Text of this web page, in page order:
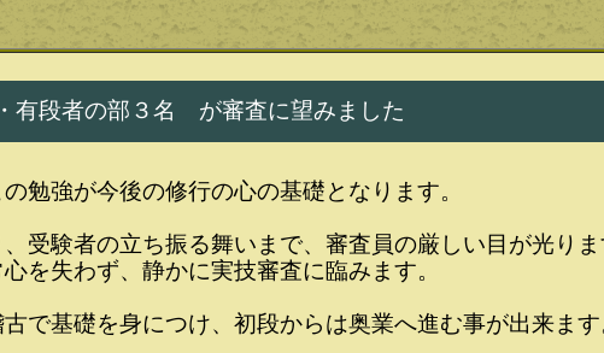
有段者の部３名 が審査に望みました
勉強が今後の修行の心の基礎となります。
受験者の立ち振る舞いまで、審査員の厳しい目が光りま
を失わず、静かに実技審査に臨みます。
で基礎を身につけ、初段からは奥業へ進む事が出来ます